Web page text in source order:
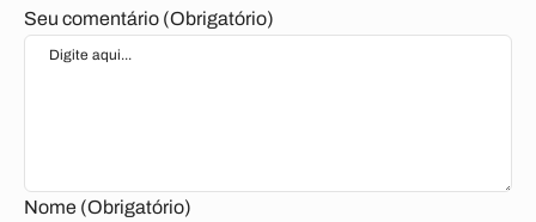
Seu comentário (Obrigatório)
Nome (Obrigatório)